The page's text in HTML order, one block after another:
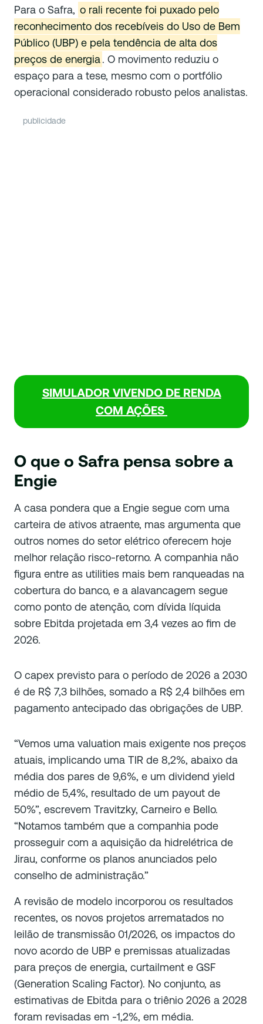
Para o Safra, o rali recente foi puxado pelo
reconhecimento dos recebíveis do Uso de Bem
Público (UBP) e pela tendência de alta dos
preços de energia. O movimento reduziu o
espaço para a tese, mesmo com o portfólio
operacional considerado robusto pelos analistas.
publicidade
SIMULADOR VIVENDO DE RENDA
COM AÇÕES
O que o Safra pensa sobre a
Engie
A casa pondera que a Engie segue com uma
carteira de ativos atraente, mas argumenta que
outros nomes do setor elétrico oferecem hoje
melhor relação risco-retorno. A companhia não
figura entre as utilities mais bem ranqueadas na
cobertura do banco, e a alavancagem segue
como ponto de atenção, com dívida líquida
sobre Ebitda projetada em 3,4 vezes ao fim de
2026.
O capex previsto para o período de 2026 a 2030
é de R$ 7,3 bilhões, somado a R$ 2,4 bilhões em
pagamento antecipado das obrigações de UBP.
“Vemos uma valuation mais exigente nos preços
atuais, implicando uma TIR de 8,2%, abaixo da
média dos pares de 9,6%, e um dividend yield
médio de 5,4%, resultado de um payout de
50%”, escrevem Travitzky, Carneiro e Bello.
“Notamos também que a companhia pode
prosseguir com a aquisição da hidrelétrica de
Jirau, conforme os planos anunciados pelo
conselho de administração.”
A revisão de modelo incorporou os resultados
recentes, os novos projetos arrematados no
leilão de transmissão 01/2026, os impactos do
novo acordo de UBP e premissas atualizadas
para preços de energia, curtailment e GSF
(Generation Scaling Factor). No conjunto, as
estimativas de Ebitda para o triênio 2026 a 2028
foram revisadas em -1,2%, em média.